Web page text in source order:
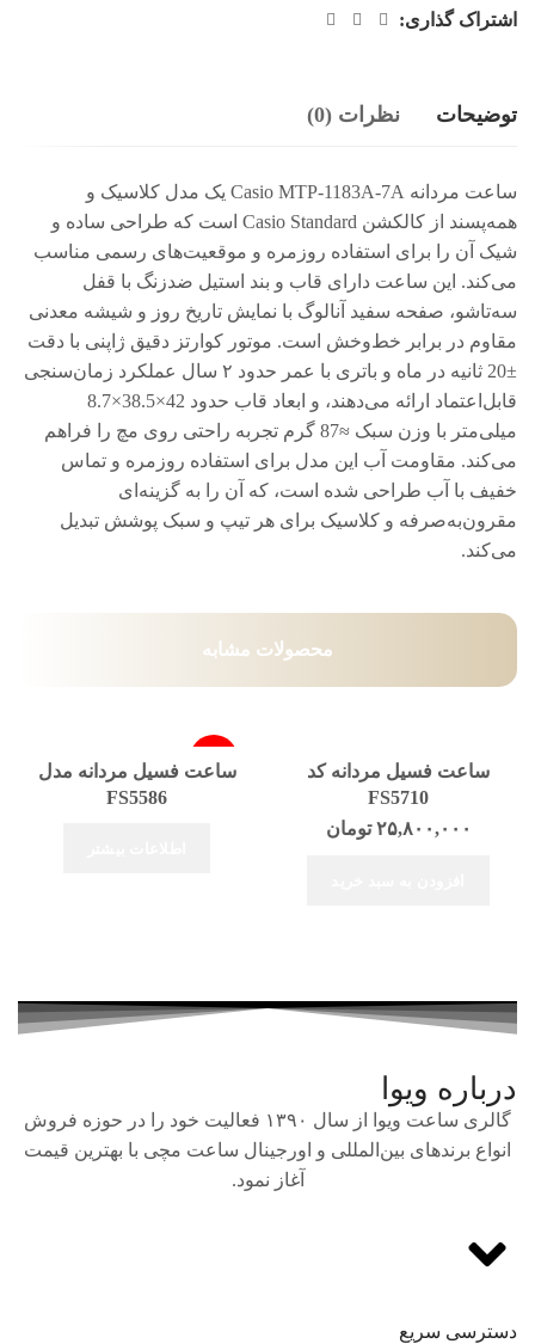
اشتراک گذاری:
توضیحات نظرات (0)
ساعت مردانه Casio MTP-1183A-7A یک مدل کلاسیک و
همه‌پسند از کالکشن Casio Standard است که طراحی ساده و
شیک آن را برای استفاده روزمره و موقعیت‌های رسمی مناسب
می‌کند. این ساعت دارای قاب و بند استیل ضدزنگ با قفل
سه‌تاشو، صفحه سفید آنالوگ با نمایش تاریخ روز و شیشه معدنی
مقاوم در برابر خط‌وخش است. موتور کوارتز دقیق ژاپنی با دقت
±20 ثانیه در ماه و باتری با عمر حدود ۲ سال عملکرد زمان‌سنجی
قابل‌اعتماد ارائه می‌دهند، و ابعاد قاب حدود 42×38.5×8.7
میلی‌متر با وزن سبک ≈87 گرم تجربه راحتی روی مچ را فراهم
می‌کند. مقاومت آب این مدل برای استفاده روزمره و تماس
خفیف با آب طراحی شده است، که آن را به گزینه‌ای
مقرون‌به‌صرفه و کلاسیک برای هر تیپ و سبک پوشش تبدیل
می‌کند.
محصولات مشابه
ساعت فسیل مردانه کد
FS5710
۲۵,۸۰۰,۰۰۰ تومان
-19%
ساعت فسیل مردانه مدل
FS5586
درباره ویوا
گالری ساعت ویوا از سال ۱۳۹۰ فعالیت خود را در حوزه فروش
انواع برندهای بین‌المللی و اورجینال ساعت مچی با بهترین قیمت
آغاز نمود.
دسترسی سریع